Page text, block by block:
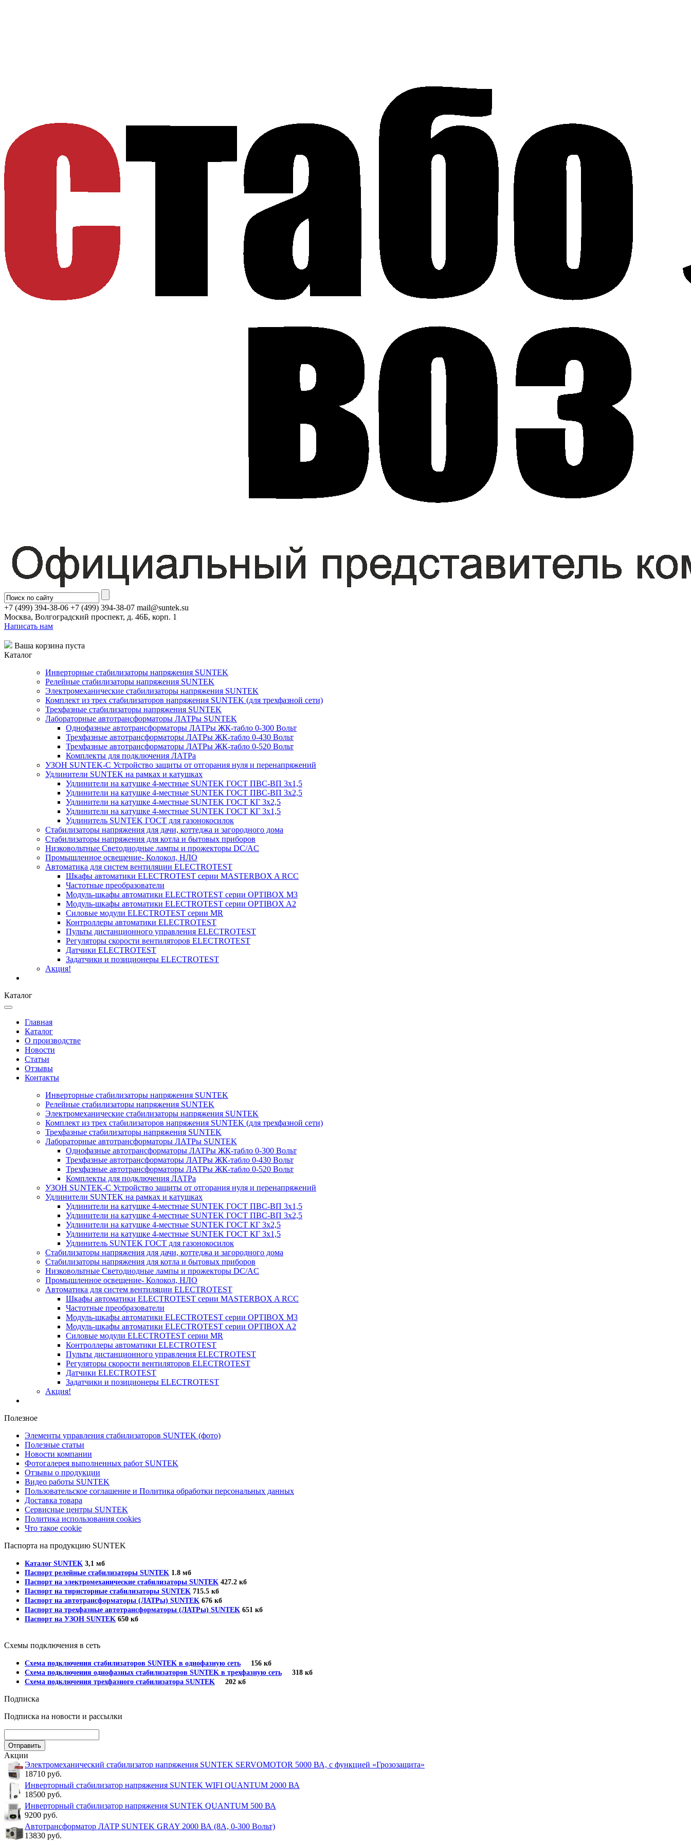
+7 (499) 394-38-06 +7 (499) 394-38-07 mail@suntek.su
Москва, Волгоградский проспект, д. 46Б, корп. 1
Написать нам
Ваша корзина пуста
Каталог
Инверторные стабилизаторы напряжения SUNTEK
Релейные стабилизаторы напряжения SUNTEK
Электромеханические стабилизаторы напряжения SUNTEK
Комплект из трех стабилизаторов напряжения SUNTEK (для трехфазной сети)
Трехфазные стабилизаторы напряжения SUNTEK
Лабораторные автотрансформаторы ЛАТРы SUNTEK
Однофазные автотрансформаторы ЛАТРы ЖК-табло 0-300 Вольт
Трехфазные автотрансформаторы ЛАТРы ЖК-табло 0-430 Вольт
Трехфазные автотрансформаторы ЛАТРы ЖК-табло 0-520 Вольт
Комплекты для подключения ЛАТРа
УЗОН SUNTEK-C Устройство защиты от отгорания нуля и перенапряжений
Удлинители SUNTEK на рамках и катушках
Удлинители на катушке 4-местные SUNTEK ГОСТ ПВС-ВП 3х1,5
Удлинители на катушке 4-местные SUNTEK ГОСТ ПВС-ВП 3х2,5
Удлинители на катушке 4-местные SUNTEK ГОСТ КГ 3х2,5
Удлинители на катушке 4-местные SUNTEK ГОСТ КГ 3х1,5
Удлинитель SUNTEK ГОСТ для газонокосилок
Стабилизаторы напряжения для дачи, коттеджа и загородного дома
Стабилизаторы напряжения для котла и бытовых приборов
Низковольтные Светодиодные лампы и прожекторы DC/AC
Промышленное освещение- Колокол, НЛО
Автоматика для систем вентиляции ELECTROTEST
Шкафы автоматики ELECTROTEST серии MASTERBOX A RCC
Частотные преобразователи
Модуль-шкафы автоматики ELECTROTEST серии OPTIBOX M3
Модуль-шкафы автоматики ELECTROTEST серии OPTIBOX A2
Силовые модули ELECTROTEST серии MR
Контроллеры автоматики ELECTROTEST
Пульты дистанционного управления ELECTROTEST
Регуляторы скорости вентиляторов ELECTROTEST
Датчики ELECTROTEST
Задатчики и позиционеры ELECTROTEST
Акция!
Каталог
Главная
Каталог
О производстве
Новости
Статьи
Отзывы
Контакты
Инверторные стабилизаторы напряжения SUNTEK
Релейные стабилизаторы напряжения SUNTEK
Электромеханические стабилизаторы напряжения SUNTEK
Комплект из трех стабилизаторов напряжения SUNTEK (для трехфазной сети)
Трехфазные стабилизаторы напряжения SUNTEK
Лабораторные автотрансформаторы ЛАТРы SUNTEK
Однофазные автотрансформаторы ЛАТРы ЖК-табло 0-300 Вольт
Трехфазные автотрансформаторы ЛАТРы ЖК-табло 0-430 Вольт
Трехфазные автотрансформаторы ЛАТРы ЖК-табло 0-520 Вольт
Комплекты для подключения ЛАТРа
УЗОН SUNTEK-C Устройство защиты от отгорания нуля и перенапряжений
Удлинители SUNTEK на рамках и катушках
Удлинители на катушке 4-местные SUNTEK ГОСТ ПВС-ВП 3х1,5
Удлинители на катушке 4-местные SUNTEK ГОСТ ПВС-ВП 3х2,5
Удлинители на катушке 4-местные SUNTEK ГОСТ КГ 3х2,5
Удлинители на катушке 4-местные SUNTEK ГОСТ КГ 3х1,5
Удлинитель SUNTEK ГОСТ для газонокосилок
Стабилизаторы напряжения для дачи, коттеджа и загородного дома
Стабилизаторы напряжения для котла и бытовых приборов
Низковольтные Светодиодные лампы и прожекторы DC/AC
Промышленное освещение- Колокол, НЛО
Автоматика для систем вентиляции ELECTROTEST
Шкафы автоматики ELECTROTEST серии MASTERBOX A RCC
Частотные преобразователи
Модуль-шкафы автоматики ELECTROTEST серии OPTIBOX M3
Модуль-шкафы автоматики ELECTROTEST серии OPTIBOX A2
Силовые модули ELECTROTEST серии MR
Контроллеры автоматики ELECTROTEST
Пульты дистанционного управления ELECTROTEST
Регуляторы скорости вентиляторов ELECTROTEST
Датчики ELECTROTEST
Задатчики и позиционеры ELECTROTEST
Акция!
Полезное
Элементы управления стабилизаторов SUNTEK (фото)
Полезные статьи
Новости компании
Фотогалерея выполненных работ SUNTEK
Отзывы о продукции
Видео работы SUNTEK
Пользовательское соглашение и Политика обработки персональных данных
Доставка товара
Сервисные центры SUNTEK
Политика использования cookies
Что такое cookie
Паспорта на продукцию SUNTEK
Каталог SUNTEK 3,1 мб
Паспорт релейные стабилизаторы SUNTEK 1.8 мб
Паспорт на электромеханические стабилизаторы SUNTEK 427.2 кб
Паспорт на тиристорные стабилизаторы SUNTEK 715.5 кб
Паспорт на автотрансформаторы (ЛАТРы) SUNTEK 676 кб
Паспорт на трехфазные автотрансформаторы (ЛАТРы) SUNTEK 651 кб
Паспорт на УЗОН SUNTEK 650 кб
Схемы подключения в сеть
Схема подключения стабилизаторов SUNTEK в однофазную сеть 156 кб
Схема подключения однофазных стабилизаторов SUNTEK в трехфазную сеть 318 кб
Схема подключения трехфазного стабилизатора SUNTEK 202 кб
Подписка
Подписка на новости и рассылки
Акции
Электромеханический стабилизатор напряжения SUNTEK SERVOMOTOR 5000 ВА, с функцией «Грозозащита»
18710 руб.
Инверторный стабилизатор напряжения SUNTEK WIFI QUANTUM 2000 ВА
18500 руб.
Инверторный стабилизатор напряжения SUNTEK QUANTUM 500 ВА
9200 руб.
Автотрансформатор ЛАТР SUNTEK GRAY 2000 ВА (8А, 0-300 Вольт)
13830 руб.